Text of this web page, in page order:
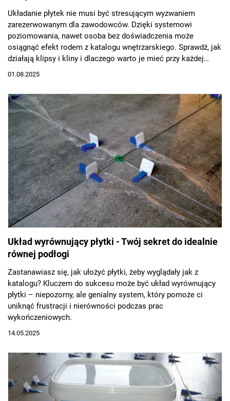
Układanie płytek nie musi być stresującym wyzwaniem
zarezerwowanym dla zawodowców. Dzięki systemowi
poziomowania, nawet osoba bez doświadczenia może
osiągnąć efekt rodem z katalogu wnętrzarskiego. Sprawdź, jak
działają klipsy i kliny i dlaczego warto je mieć przy każdej
pracy glazurniczej.
01.08.2025
Układ wyrównujący płytki - Twój sekret do idealnie
równej podłogi
Zastanawiasz się, jak ułożyć płytki, żeby wyglądały jak z
katalogu? Kluczem do sukcesu może być układ wyrównujący
płytki – niepozorny, ale genialny system, który pomoże ci
uniknąć frustracji i nierówności podczas prac
wykończeniowych.
14.05.2025